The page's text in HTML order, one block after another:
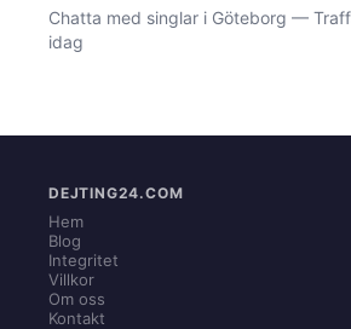
Chatta med singlar i Göteborg —
idag
DEJTING24.COM
Hem
Blog
Integritet
Villkor
Om oss
Kontakt